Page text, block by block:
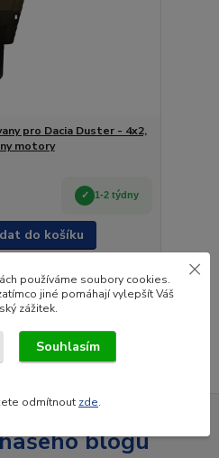
pro Dacia Duster - 4x2,
motory
1-2 týdny
do košíku
z 1
blogu
používáme soubory cookies.
jiné pomáhají vylepšít Váš
zážitek.
Souhlasím
odmítnout zde.